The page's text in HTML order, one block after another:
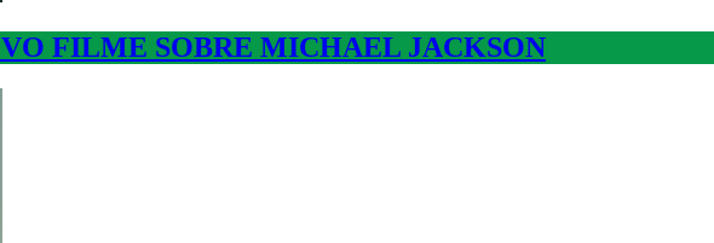
FILME SOBRE MICHAEL JACKSON